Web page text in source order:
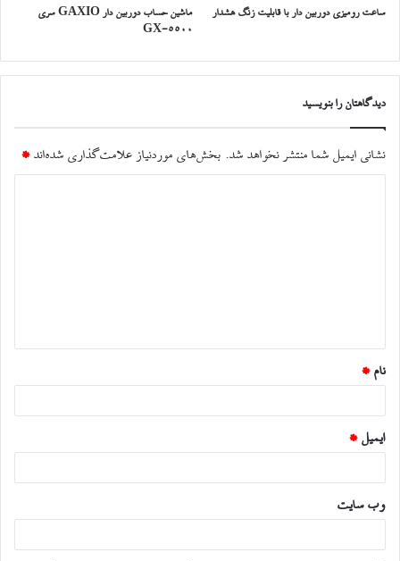
ساعت رومیزی دوربین دار با قابلیت زنگ هشدار
ماشین حساب دوربین دار GAXIO سری
GX-5500
دیدگاهتان را بنویسید
نشانی ایمیل شما منتشر نخواهد شد. بخش‌های موردنیاز علامت‌گذاری شده‌اند *
*
نام *
ایمیل *
وب‌ سایت